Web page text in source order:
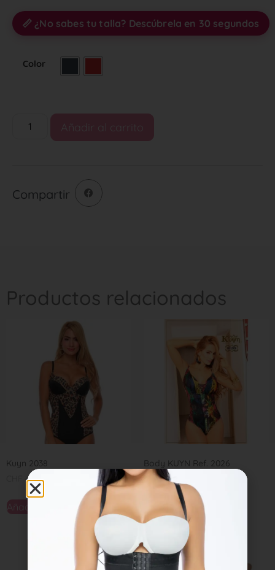
📏 ¿No sabes tu talla? Descúbrela en 30 segundos
Color
Añadir al carrito
Compartir
Productos relacionados
Kuyn 2038
49,00
Añadir al carrito
Body KUYN Ref. 2026
CHF49,00
Añadir al carrito